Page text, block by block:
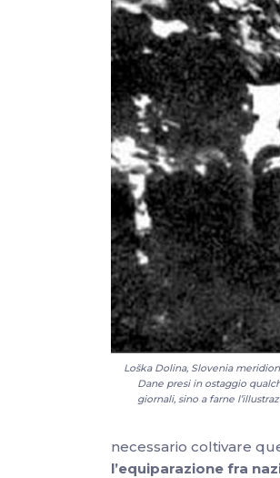
Loška Dolina, Slovenia
Dane presi in ostaggio
giornali, sino a farne
necessario coltivare
l’equiparazione fra